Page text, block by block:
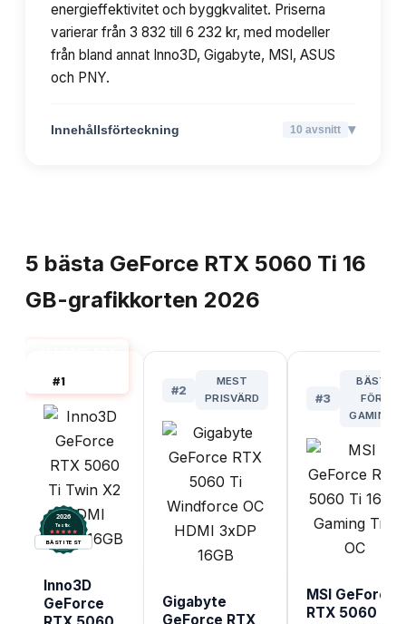
energieffektivitet och byggkvalitet. Priserna
varierar från 3 832 till 6 232 kr, med modeller
från bland annat Inno3D, Gigabyte, MSI, ASUS
och PNY.
Innehållsförteckning 10 avsnitt ▾
5 bästa GeForce RTX 5060 Ti 16
GB-grafikkorten 2026
I TEST
#1
2026
Testix.
BÄST I TEST
Inno3D
GeForce
#2
MEST
PRISVÄRD
Gigabyte
GeForce RTX
#3
BÄST
FÖR
GAMING
MSI GeForce
RTX 5060 Ti